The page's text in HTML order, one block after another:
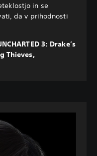
in se
da v prihodnosti
3: Drake’s
Thieves,